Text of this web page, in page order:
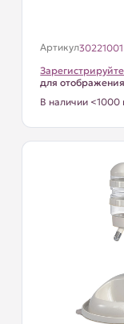
Артикул30221001
для
В наличии <1000